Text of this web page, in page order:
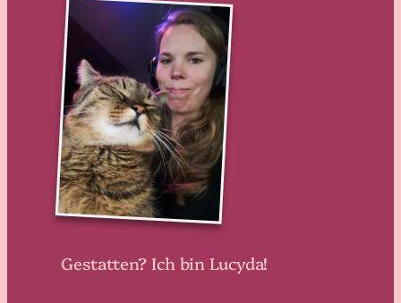
Gestatten? Ich bin Lucyda!